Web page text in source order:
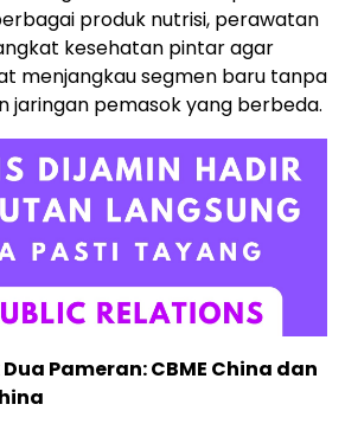
produk nutrisi, perawatan
kesehatan pintar agar
menjangkau segmen baru tanpa
jaringan pemasok yang berbeda.
Pameran: CBME China dan